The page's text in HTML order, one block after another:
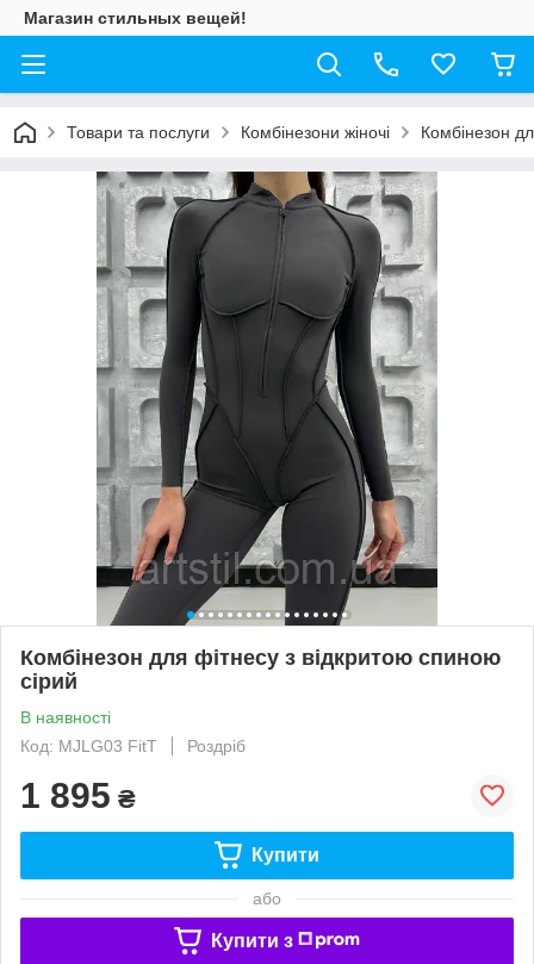
Магазин стильных вещей!
Товари та послуги Комбінезони жіночі Комбінезон
Комбінезон для фітнесу з відкритою спиною
сірий
В наявності
Код: MJLG03 FitT
Роздріб
1 895 ₴
Купити
або
Купити з